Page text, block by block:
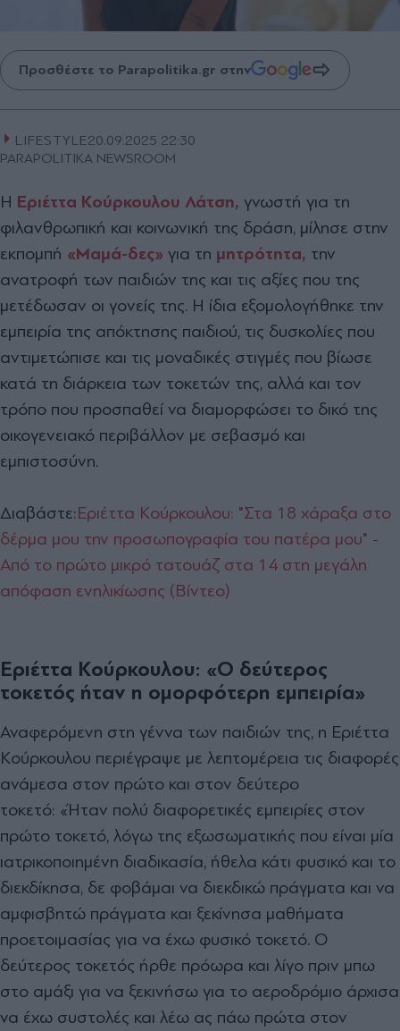
Προσθέστε το Parapolitika.gr στην
LIFESTYLE20.09.2025 22:30
PARAPOLITIKA NEWSROOM
Η Εριέττα Κούρκουλου Λάτση, γνωστή για τη
φιλανθρωπική και κοινωνική της δράση, μίλησε στην
εκπομπή «Μαμά-δες» για τη μητρότητα, την
ανατροφή των παιδιών της και τις αξίες που της
μετέδωσαν οι γονείς της. Η ίδια εξομολογήθηκε την
εμπειρία της απόκτησης παιδιού, τις δυσκολίες που
αντιμετώπισε και τις μοναδικές στιγμές που βίωσε
κατά τη διάρκεια των τοκετών της, αλλά και τον
τρόπο που προσπαθεί να διαμορφώσει το δικό της
οικογενειακό περιβάλλον με σεβασμό και
εμπιστοσύνη.
Διαβάστε:Εριέττα Κούρκουλου: "Στα 18 χάραξα στο
δέρμα μου την προσωπογραφία του πατέρα μου" -
Από το πρώτο μικρό τατουάζ στα 14 στη μεγάλη
απόφαση ενηλικίωσης (Βίντεο)
Εριέττα Κούρκουλου: «Ο δεύτερος
τοκετός ήταν η ομορφότερη εμπειρία»
Αναφερόμενη στη γέννα των παιδιών της, η Εριέττα
Κούρκουλου περιέγραψε με λεπτομέρεια τις διαφορές
ανάμεσα στον πρώτο και στον δεύτερο
τοκετό: «Ήταν πολύ διαφορετικές εμπειρίες στον
πρώτο τοκετό, λόγω της εξωσωματικής που είναι μία
ιατρικοποιημένη διαδικασία, ήθελα κάτι φυσικό και το
διεκδίκησα, δε φοβάμαι να διεκδικώ πράγματα και να
αμφισβητώ πράγματα και ξεκίνησα μαθήματα
προετοιμασίας για να έχω φυσικό τοκετό. Ο
δεύτερος τοκετός ήρθε πρόωρα και λίγο πριν μπω
στο αμάξι για να ξεκινήσω για το αεροδρόμιο άρχισα
να έχω συστολές και λέω ας πάω πρώτα στον